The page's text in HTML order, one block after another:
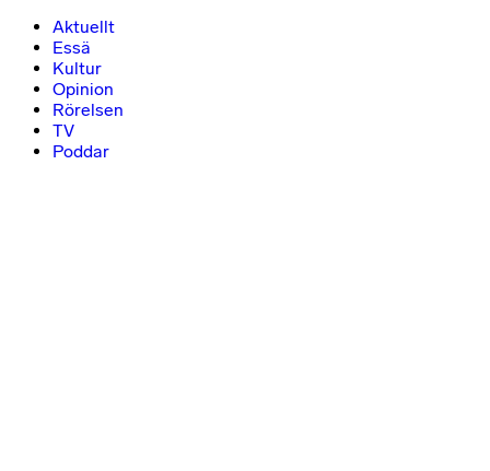
Aktuellt
Essä
Kultur
Opinion
Rörelsen
TV
Poddar